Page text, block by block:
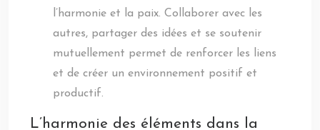
l’harmonie et la paix. Collaborer avec les
autres, partager des idées et se soutenir
mutuellement permet de renforcer les liens
et de créer un environnement positif et
productif.
L’harmonie des éléments dans la